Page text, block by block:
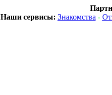
Наши сервисы: Знакомства -